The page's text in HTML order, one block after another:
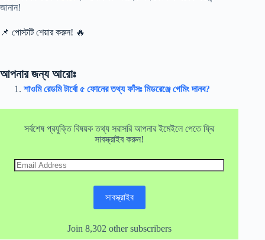
জানান!
📌 পোস্টটি শেয়ার করুন! 🔥
আপনার জন্য আরোঃ
শাওমি রেডমি টার্বো ৫ ফোনের তথ্য ফাঁসঃ মিডরেঞ্জে গেমিং দানব?
সর্বশেষ প্রযুক্তি বিষয়ক তথ্য সরাসরি আপনার ইমেইলে পেতে ফ্রি
সাবস্ক্রাইব করুন!
Email
Address
সাবস্ক্রাইব
Join 8,302 other subscribers